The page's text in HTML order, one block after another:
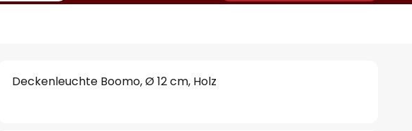
Deckenleuchte Boomo, Ø 12 cm, Holz